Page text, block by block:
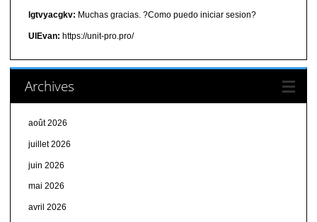
lgtvyacgkv: Muchas gracias. ?Como puedo iniciar sesion?
UIEvan: https://unit-pro.pro/
Archives
août 2026
juillet 2026
juin 2026
mai 2026
avril 2026